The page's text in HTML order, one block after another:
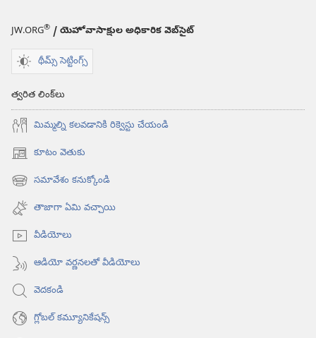
JW.ORG® / యెహోవాసాక్షుల అధికారిక వెబ్‌సైట్‌
థీమ్స్ సెట్టింగ్స్
త్వరిత లింక్‌లు
మిమ్మల్ని కలవడానికి రిక్వెస్టు చేయండి
కూటం వెతుకు
(కొత్త
విండో
ఓపెన్‌
అవుతుంది)
సమావేశం కనుక్కోండి
(కొత్త
విండో
ఓపెన్‌
అవుతుంది)
తాజాగా ఏమి వచ్చాయి
వీడియోలు
ఆడియో వర్ణనలతో వీడియోలు
వెదకండి
గ్లోబల్‌ కమ్యూనికేషన్స్‌